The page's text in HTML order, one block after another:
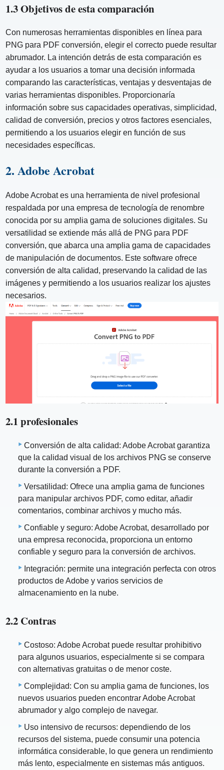
1.3 Objetivos de esta comparación
Con numerosas herramientas disponibles en línea para
PNG para PDF conversión, elegir el correcto puede resultar
abrumador. La intención detrás de esta comparación es
ayudar a los usuarios a tomar una decisión informada
comparando las características, ventajas y desventajas de
varias herramientas disponibles. Proporcionaría
información sobre sus capacidades operativas, simplicidad,
calidad de conversión, precios y otros factores esenciales,
permitiendo a los usuarios elegir en función de sus
necesidades específicas.
2. Adobe Acrobat
Adobe Acrobat es una herramienta de nivel profesional
respaldada por una empresa de tecnología de renombre
conocida por su amplia gama de soluciones digitales. Su
versatilidad se extiende más allá de PNG para PDF
conversión, que abarca una amplia gama de capacidades
de manipulación de documentos. Este software ofrece
conversión de alta calidad, preservando la calidad de las
imágenes y permitiendo a los usuarios realizar los ajustes
necesarios.
2.1 profesionales
Conversión de alta calidad: Adobe Acrobat garantiza
que la calidad visual de los archivos PNG se conserve
durante la conversión a PDF.
Versatilidad: Ofrece una amplia gama de funciones
para manipular archivos PDF, como editar, añadir
comentarios, combinar archivos y mucho más.
Confiable y seguro: Adobe Acrobat, desarrollado por
una empresa reconocida, proporciona un entorno
confiable y seguro para la conversión de archivos.
Integración: permite una integración perfecta con otros
productos de Adobe y varios servicios de
almacenamiento en la nube.
2.2 Contras
Costoso: Adobe Acrobat puede resultar prohibitivo
para algunos usuarios, especialmente si se compara
con alternativas gratuitas o de menor coste.
Complejidad: Con su amplia gama de funciones, los
nuevos usuarios pueden encontrar Adobe Acrobat
abrumador y algo complejo de navegar.
Uso intensivo de recursos: dependiendo de los
recursos del sistema, puede consumir una potencia
informática considerable, lo que genera un rendimiento
más lento, especialmente en sistemas más antiguos.